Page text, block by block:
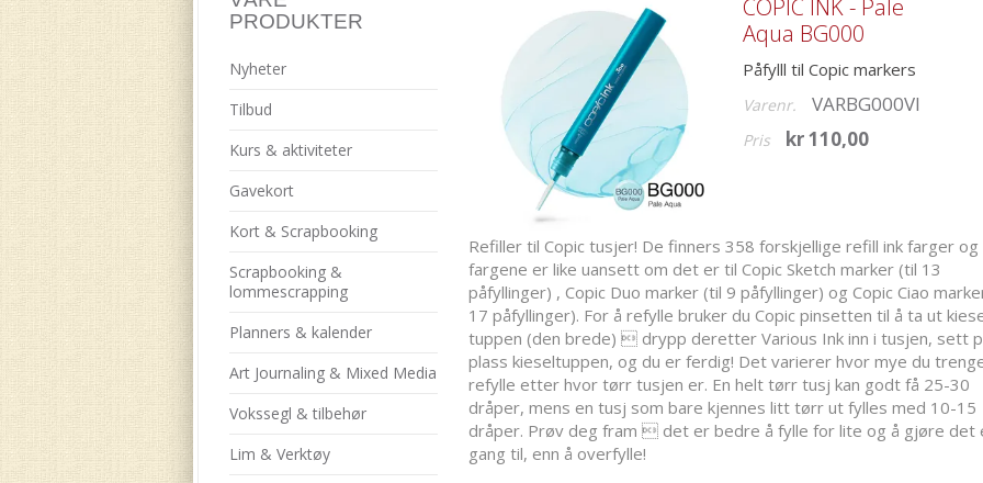
PRODUKTER
Nyheter
Tilbud
Kurs & aktiviteter
Gavekort
Kort & Scrapbooking
Scrapbooking &
lommescrapping
Planners & kalender
Art Journaling & Mixed Media
Vokssegl & tilbehør
Lim & Verktøy
COPIC INK - Pale
Aqua BG000
Påfylll til Copic markers
Varenr. VARBG000VI
Pris kr 110,00
Refiller til Copic tusjer! De finners 358 forskjellige refill ink farger og
fargene er like uansett om det er til Copic Sketch marker (til 13
påfyllinger) , Copic Duo marker (til 9 påfyllinger) og Copic Ciao
17 påfyllinger). For å refylle bruker du Copic pinsetten til å ta ut
tuppen (den brede)  drypp deretter Various Ink inn i tusjen, sett
plass kieseltuppen, og du er ferdig! Det varierer hvor mye du
refylle etter hvor tørr tusjen er. En helt tørr tusj kan godt få 25-30
dråper, mens en tusj som bare kjennes litt tørr ut fylles med 10-15
dråper. Prøv deg fram  det er bedre å fylle for lite og å gjøre det
gang til, enn å overfylle!